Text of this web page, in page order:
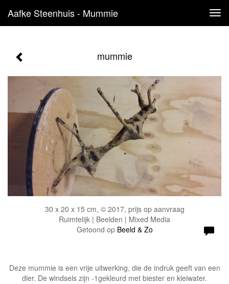
Aafke Steenhuis - Mummie
mummie
30 x 20 x 15 cm, © 2017, prijs op aanvraag
Ruimtelijk | Beelden | Mixed Media
Getoond op Beeld & Zo
Deze mummie is een vrije uitwerking, die de indruk geeft van een
dier. De windsels zijn -1gekleurd met biester en kleiwater.